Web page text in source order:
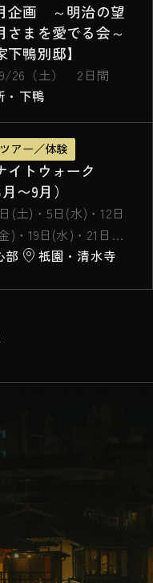
企画 ～明治の望
さまを愛でる会～
下鴨別邸】
26（土） 2日間
・下鴨
アー／体験
イトウォーク
〜9月）
(土)・5日(水)・12日
)・19日(水)・21日
)・24日(月)・26日
(金)・16日(水)・18日
祝)・25日(金)・26日
)・30日(水)
部 祇園・清水寺